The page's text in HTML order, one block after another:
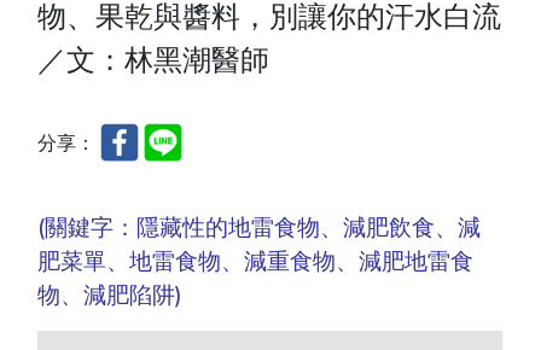
物、果乾與醬料，別讓你的汗水白流
／文：林黑潮醫師
分享：
(關鍵字：隱藏性的地雷食物、減肥飲食、減
肥菜單、地雷食物、減重食物、減肥地雷食
物、減肥陷阱)